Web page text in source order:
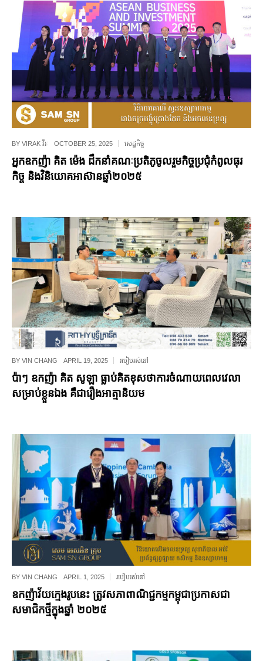
BY VIRAK វីរៈ OCTOBER 25, 2025 សេដ្ឋកិច្ច
អ្នកឧកញ៉ា គិត ម៉េង ដឹកនាំគណៈប្រតិភូចូលរួមកិច្ចប្រជុំកំពូលធុរ
កិច្ច និងវិនិយោគអាស៊ានឆ្នាំ២០២៥
BY VIN CHANG APRIL 19, 2025 របៀបរស់នៅ
ប៉ាៗ ឧកញ៉ា គិត សូឡា ធ្លាប់គិតខុសថាការចំណាយពេលវេលា
សម្រាប់ខ្លួនឯង គឺជារឿងអាត្មានិយម
BY VIN CHANG APRIL 1, 2025 របៀបរស់នៅ
ឧកញ៉ាវ័យក្មេងរូបនេះ ត្រូវសភាពាណិជ្ជកម្មកម្ពុជាប្រកាសជា
សមាជិកថ្មី​ក្នុងឆ្នាំ ២០២៥